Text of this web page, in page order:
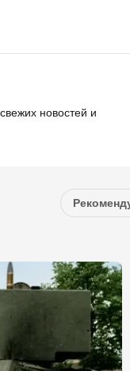
новостей и